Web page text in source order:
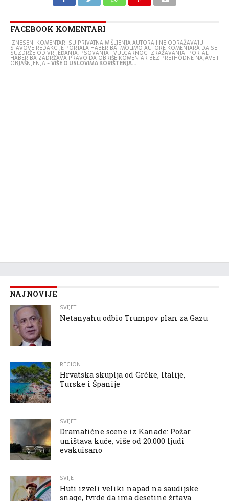
FACEBOOK KOMENTARI
IZNESENI KOMENTARI SU PRIVATNA MIŠLJENJA AUTORA I NE ODRAŽAVAJU
STAVOVE REDAKCIJE PORTALA HABER.BA. MOLIMO AUTORE KOMENTARA DA SE
SUZDRŽE OD VRIJEĐANJA, PSOVANJA I VULGARNOG IZRAŽAVANJA. PORTAL
HABER.BA ZADRŽAVA PRAVO DA OBRIŠE KOMENTAR BEZ PRETHODNE NAJAVE I
OBJAŠNJENJA -VIŠE O USLOVIMA KORIŠTENJA...
NAJNOVIJE
SVIJET
Netanyahu odbio Trumpov plan za Gazu
REGION
Hrvatska skuplja od Grčke, Italije,
Turske i Španije
SVIJET
Dramatične scene iz Kanade: Požar
uništava kuće, više od 20.000 ljudi
evakuisano
SVIJET
Huti izveli veliki napad na saudijske
snage, tvrde da ima desetine žrtava